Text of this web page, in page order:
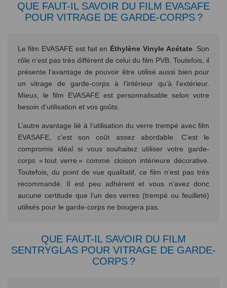
QUE FAUT-IL SAVOIR DU FILM EVASAFE
POUR VITRAGE DE GARDE-CORPS ?
Le film EVASAFE est fait en Éthylène Vinyle Acétate. Son
rôle n’est pas très différent de celui du film PVB. Toutefois, il
présente l’avantage de pouvoir être utilisé aussi bien pour
un vitrage de garde-corps à l’intérieur qu’à l’extérieur.
Mieux, le film EVASAFE est personnalisable selon votre
besoin d’utilisation et vos goûts.
L’autre avantage lié à l’utilisation du verre trempé avec film
EVASAFE, c’est son coût assez abordable. C’est le
compromis idéal si vous souhaitez utiliser votre garde-
corps « tout verre » comme cloison intérieure décorative.
Toutefois, du point de vue qualitatif, ce film n’est pas très
recommandé. Il est peu adhérent et vous n’avez donc
aucune certitude que l’un des verres (trempé ou feuilleté)
utilisés pour le garde-corps ne bougera pas.
QUE FAUT-IL SAVOIR DU FILM
SENTRYGLAS POUR VITRAGE DE GARDE-
CORPS ?